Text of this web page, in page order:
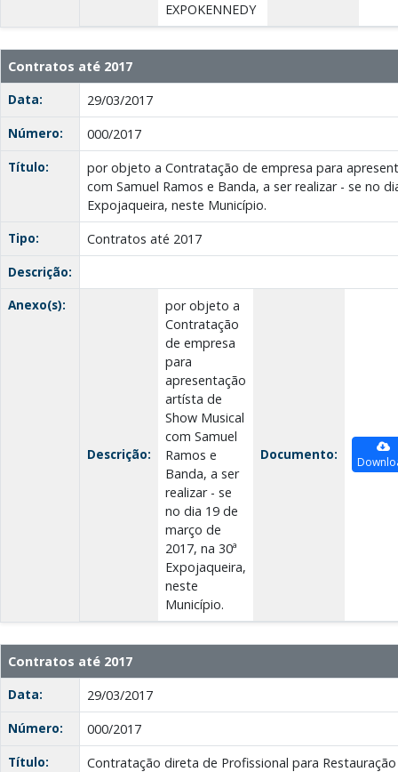
EXPOKENNEDY
Contratos até 2017
Data:
29/03/2017
Número:
000/2017
Título:
por objeto a Contratação de empresa para
com Samuel Ramos e Banda, a ser realizar - se no
Expojaqueira, neste Município.
Tipo:
Contratos até 2017
Descrição:
Anexo(s):
Descrição:
por objeto a
Contratação
de empresa
para
apresentação
artísta de
Show Musical
com Samuel
Ramos e
Banda, a ser
realizar - se
no dia 19 de
março de
2017, na 30ª
Expojaqueira,
neste
Município.
Documento:
Contratos até 2017
Data:
29/03/2017
Número:
000/2017
Título:
Contratação direta de Profissional para